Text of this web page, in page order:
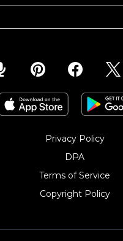
Privacy Policy
DPA
Terms of Service
Copyright Policy‎